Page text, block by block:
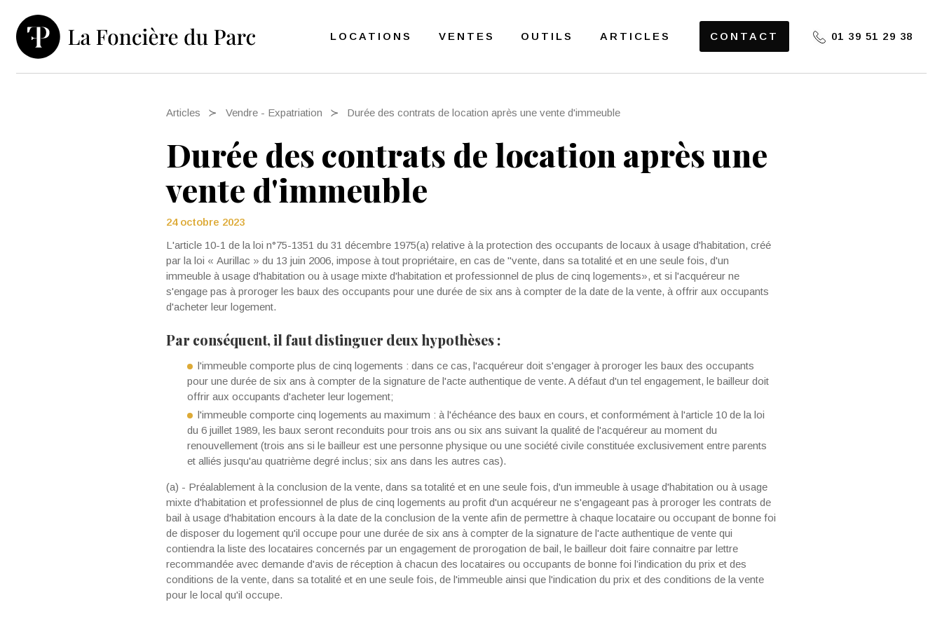
LOCATIONS VENTES OUTILS ARTICLES CONTACT 01 39 51 29 38
Articles Vendre - Expatriation Durée des contrats de location après une vente d'immeuble
Durée des contrats de location après une
vente d'immeuble
24 octobre 2023
L'article 10-1 de la loi n°75-1351 du 31 décembre 1975(a) relative à la protection des occupants de locaux à usage d'habitation, créé
par la loi « Aurillac » du 13 juin 2006, impose à tout propriétaire, en cas de "vente, dans sa totalité et en une seule fois, d'un
immeuble à usage d'habitation ou à usage mixte d'habitation et professionnel de plus de cinq logements», et si l'acquéreur ne
s'engage pas à proroger les baux des occupants pour une durée de six ans à compter de la date de la vente, à offrir aux occupants
d'acheter leur logement.
Par conséquent, il faut distinguer deux hypothèses :
l'immeuble comporte plus de cinq logements : dans ce cas, l'acquéreur doit s'engager à proroger les baux des occupants
pour une durée de six ans à compter de la signature de l'acte authentique de vente. A défaut d'un tel engagement, le bailleur doit
offrir aux occupants d'acheter leur logement;
l'immeuble comporte cinq logements au maximum : à l'échéance des baux en cours, et conformément à l'article 10 de la loi
du 6 juillet 1989, les baux seront reconduits pour trois ans ou six ans suivant la qualité de l'acquéreur au moment du
renouvellement (trois ans si le bailleur est une personne physique ou une société civile constituée exclusivement entre parents
et alliés jusqu'au quatrième degré inclus; six ans dans les autres cas).
(a) - Préalablement à la conclusion de la vente, dans sa totalité et en une seule fois, d'un immeuble à usage d'habitation ou à usage
mixte d'habitation et professionnel de plus de cinq logements au profit d'un acquéreur ne s'engageant pas à proroger les contrats de
bail à usage d'habitation encours à la date de la conclusion de la vente afin de permettre à chaque locataire ou occupant de bonne foi
de disposer du logement qu'il occupe pour une durée de six ans à compter de la signature de l'acte authentique de vente qui
contiendra la liste des locataires concernés par un engagement de prorogation de bail, le bailleur doit faire connaitre par lettre
recommandée avec demande d'avis de réception à chacun des locataires ou occupants de bonne foi l’indication du prix et des
conditions de la vente, dans sa totalité et en une seule fois, de l'immeuble ainsi que l'indication du prix et des conditions de la vente
pour le local qu'il occupe.